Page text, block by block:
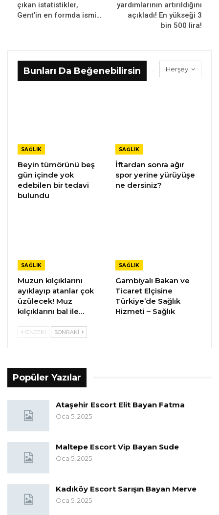
çıkan istatistikler,
Gent’in en formda ismi…
yardımlarının artırıldığını
açıkladı! En yükseği 3
bin 500 lira!
Herşey
Bunları Da Beğenebilirsin
SAĞLIK
Beyin tümörünü beş
gün içinde yok
edebilen bir tedavi
bulundu
SAĞLIK
İftardan sonra ağır
spor yerine yürüyüşe
ne dersiniz?
SAĞLIK
Muzun kılçıklarını
ayıklayıp atanlar çok
üzülecek! Muz
kılçıklarını bal ile…
SAĞLIK
Gambiyalı Bakan ve
Ticaret Elçisine
Türkiye’de Sağlık
Hizmeti – Sağlık
ÖNCEKI SONRAKI
Popüler Yazılar
Ataşehir Escort Elit Bayan Fatma
Oca 5, 2025
Maltepe Escort Vip Bayan Sude
Oca 5, 2025
Kadıköy Escort Sarışın Bayan Merve
Oca 5, 2025